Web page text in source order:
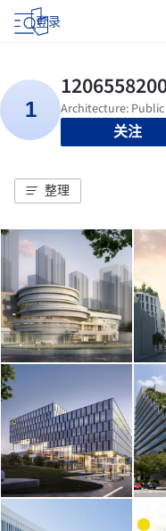
登录
关注
整理